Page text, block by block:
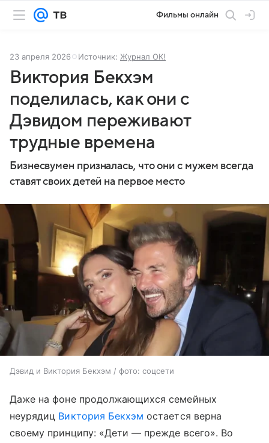
Фильмы онлайн
23 апреля 2026 Источник: Журнал OK!
Виктория Бекхэм
поделилась, как они с
Дэвидом переживают
трудные времена
Бизнесвумен призналась, что они с мужем всегда
ставят своих детей на первое место
Дэвид и Виктория Бекхэм / фото: соцсети
Даже на фоне продолжающихся семейных
неурядиц Виктория Бекхэм остается верна
своему принципу: «Дети — прежде всего». Во